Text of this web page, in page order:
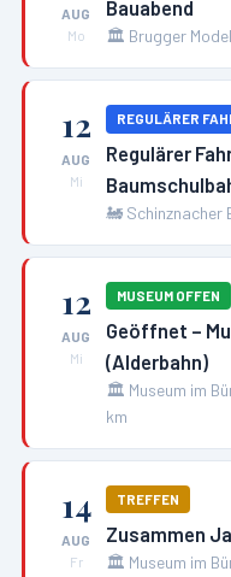
AUG
Mo
Bauabend
🏛️ Brugger
12
AUG
Mi
REGULÄRER
Regulärer
🚂 Schinznacher
12
AUG
Mi
MUSEUM OFFEN
Geöffnet –
(Alderbahn)
🏛️ Museum im
km
14
AUG
Fr
TREFFEN
Zusammen
🏛️ Museum im